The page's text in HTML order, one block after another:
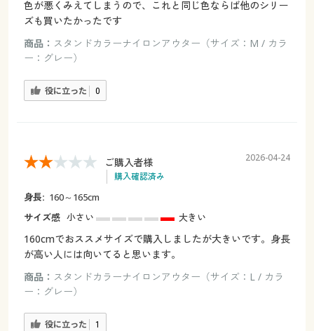
色が悪くみえてしまうので、これと同じ色ならば他のシリー
ズも買いたかったです
商品： スタンドカラーナイロンアウター（サイズ：M / カラ
ー：グレー）
役に立った 0
ご購入者様
購入確認済み
2026-04-24
身長: 160～165cm
サイズ感 小さい 大きい
160cmでおススメサイズで購入しましたが大きいです。身長
が高い人には向いてると思います。
商品： スタンドカラーナイロンアウター（サイズ：L / カラ
ー：グレー）
役に立った 1